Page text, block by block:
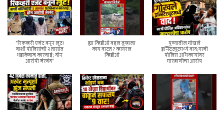
"रिकव्हरी एजंट बनून लूट!
बार्शी पोलिसांची २ तासांत
धडाकेबाज कारवाई; दोन
आरोपी जेरबंद"
ह्या व्हिडीओ बद्दल तुम्हाला
काय वाटत ? व्हायरल
व्हिडीओ
पुण्यातील गोखले
इन्स्टिट्यूटमध्ये वाद;माजी
पोलिस अधिकाऱ्यांवर
मारहाणीचा आरोप